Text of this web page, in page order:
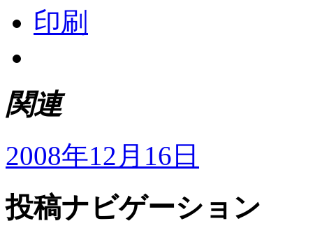
印刷
関連
2008年12月16日
投稿ナビゲーション